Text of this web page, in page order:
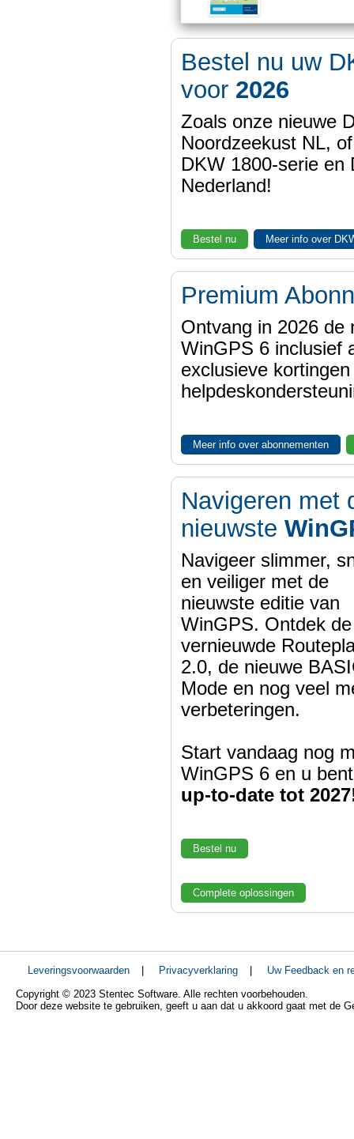
Bestel nu uw
voor 2026
Zoals onze nieuwe
Noordzeekust NL,
DKW 1800-serie en
Nederland!
Bestel nu Meer info over
Premium
Ontvang in 2026 de
WinGPS 6 inclusief
exclusieve
Meer info over abonnementen
Navigeren met
nieuwste
Navigeer slimmer,
en veiliger met de
nieuwste editie van
WinGPS. Ontdek de
vernieuwde
2.0, de nieuwe
Mode en nog veel
verbeteringen.
Start vandaag nog
WinGPS 6 en u bent
up-to-date tot
Bestel nu
Complete oplossingen
Leveringsvoorwaarden | Privacyverklaring |
Uw Feedback en
Copyright © 2023 Stentec Software. Alle rechten voorbehouden.
Door deze website te gebruiken, geeft u aan dat u akkoord gaat met de